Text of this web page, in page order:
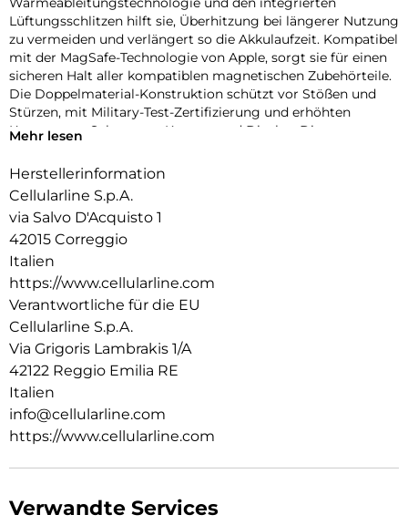
Lüftungsschlitzen hilft sie, Überhitzung bei längerer Nutzung
zu vermeiden und verlängert so die Akkulaufzeit. Kompatibel
mit der MagSafe-Technologie von Apple, sorgt sie für einen
sicheren Halt aller kompatiblen magnetischen Zubehörteile.
Die Doppelmaterial-Konstruktion schützt vor Stößen und
Stürzen, mit Military-Test-Zertifizierung und erhöhten
Kanten zum Schutz von Kamera und Display. Die
Material machen ICY MAG zur sicheren und
Mehr lesen
Herstellerinformation
Cellularline S.p.A.
via Salvo D'Acquisto 1
42015 Correggio
Italien
https://www.cellularline.com
Verantwortliche für die EU
Cellularline S.p.A.
Via Grigoris Lambrakis 1/A
42122 Reggio Emilia RE
Italien
info@cellularline.com
https://www.cellularline.com
Verwandte Services